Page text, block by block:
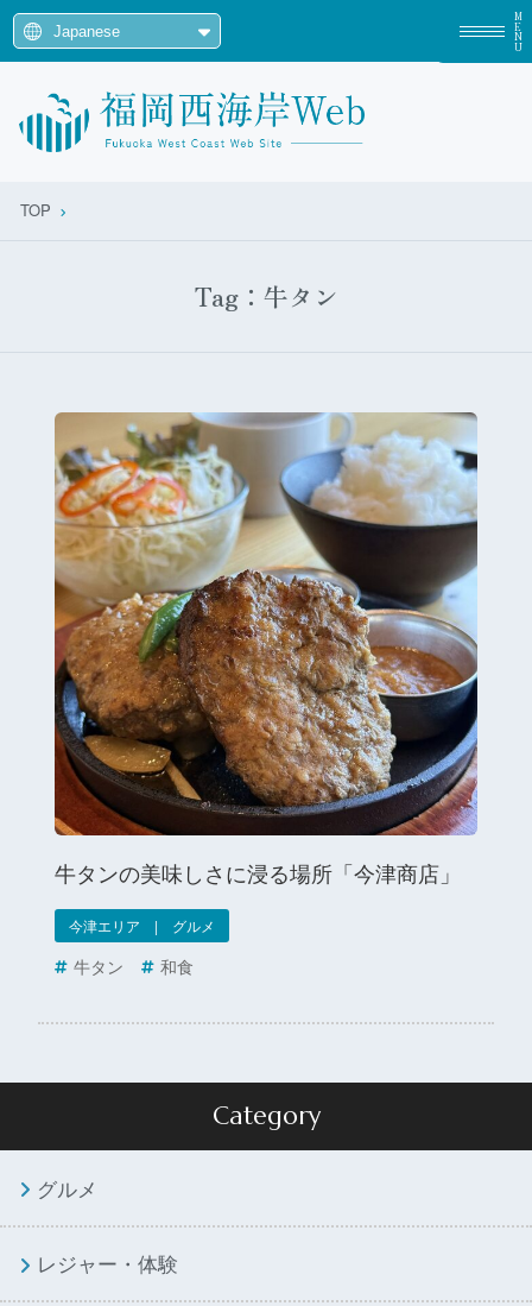
MENU
TOP
Tag：牛タン
牛タンの美味しさに浸る場所「今津商店」
今津エリア | グルメ
牛タン 和食
Category
グルメ
レジャー・体験